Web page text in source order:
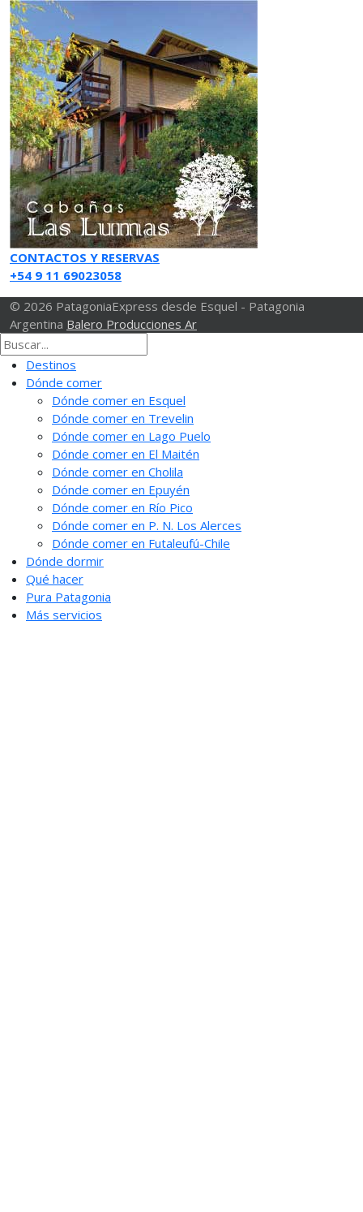
CONTACTOS Y RESERVAS
+54 9 11 69023058
© 2026 PatagoniaExpress desde Esquel - Patagonia
Argentina Balero Producciones Ar
Destinos
Dónde comer
Dónde comer en Esquel
Dónde comer en Trevelin
Dónde comer en Lago Puelo
Dónde comer en El Maitén
Dónde comer en Cholila
Dónde comer en Epuyén
Dónde comer en Río Pico
Dónde comer en P. N. Los Alerces
Dónde comer en Futaleufú-Chile
Dónde dormir
Qué hacer
Pura Patagonia
Más servicios